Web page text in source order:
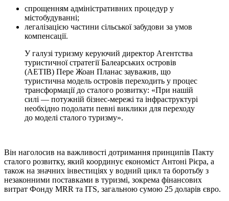
спрощенням адміністративних процедур у
містобудуванні;
легалізацією частини сільської забудови за умов
компенсації.
У галузі туризму керуючий директор Агентства
туристичної стратегії Балеарських островів
(AETIB) Пере Жоан Планас зауважив, що
туристична модель островів переходить у процес
трансформації до сталого розвитку: «При нашій
силі — потужній бізнес-мережі та інфраструктурі
необхідно подолати певні виклики для переходу
до моделі сталого туризму».
Він наголосив на важливості дотримання принципів Пакту
сталого розвитку, який координує економіст Антоні Рієра, а
також на значних інвестиціях у водний цикл та боротьбу з
незаконними поставками в туризмі, зокрема фінансових
витрат Фонду MRR та ITS, загальною сумою 25 доларів євро.